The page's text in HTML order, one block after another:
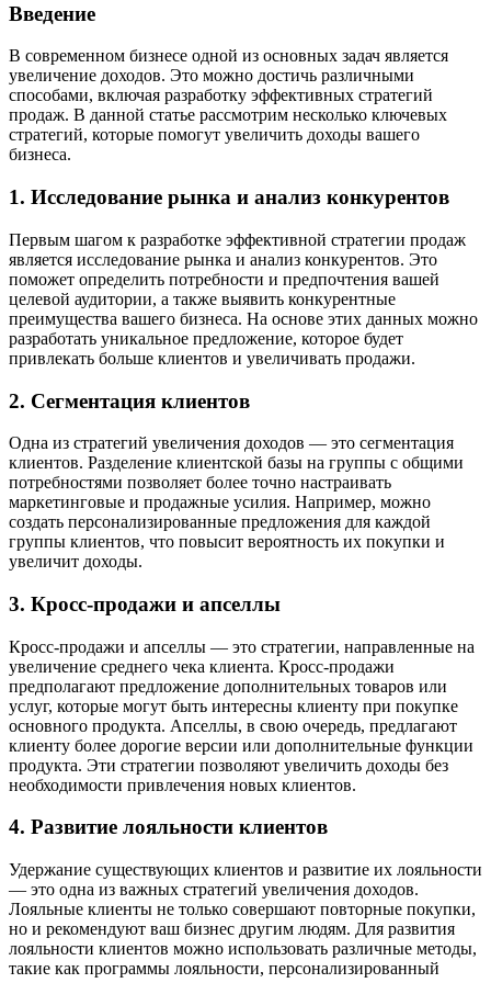
Введение
В современном бизнесе одной из основных задач является
увеличение доходов. Это можно достичь различными
способами, включая разработку эффективных стратегий
продаж. В данной статье рассмотрим несколько ключевых
стратегий, которые помогут увеличить доходы вашего
бизнеса.
1. Исследование рынка и анализ конкурентов
Первым шагом к разработке эффективной стратегии продаж
является исследование рынка и анализ конкурентов. Это
поможет определить потребности и предпочтения вашей
целевой аудитории, а также выявить конкурентные
преимущества вашего бизнеса. На основе этих данных можно
разработать уникальное предложение, которое будет
привлекать больше клиентов и увеличивать продажи.
2. Сегментация клиентов
Одна из стратегий увеличения доходов — это сегментация
клиентов. Разделение клиентской базы на группы с общими
потребностями позволяет более точно настраивать
маркетинговые и продажные усилия. Например, можно
создать персонализированные предложения для каждой
группы клиентов, что повысит вероятность их покупки и
увеличит доходы.
3. Кросс-продажи и апселлы
Кросс-продажи и апселлы — это стратегии, направленные на
увеличение среднего чека клиента. Кросс-продажи
предполагают предложение дополнительных товаров или
услуг, которые могут быть интересны клиенту при покупке
основного продукта. Апселлы, в свою очередь, предлагают
клиенту более дорогие версии или дополнительные функции
продукта. Эти стратегии позволяют увеличить доходы без
необходимости привлечения новых клиентов.
4. Развитие лояльности клиентов
Удержание существующих клиентов и развитие их лояльности
— это одна из важных стратегий увеличения доходов.
Лояльные клиенты не только совершают повторные покупки,
но и рекомендуют ваш бизнес другим людям. Для развития
лояльности клиентов можно использовать различные методы,
такие как программы лояльности, персонализированный